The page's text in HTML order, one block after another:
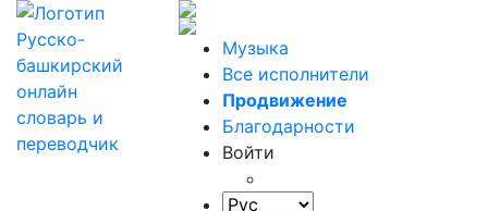
Музыка
Все исполнители
Продвижение
Благодарности
Войти